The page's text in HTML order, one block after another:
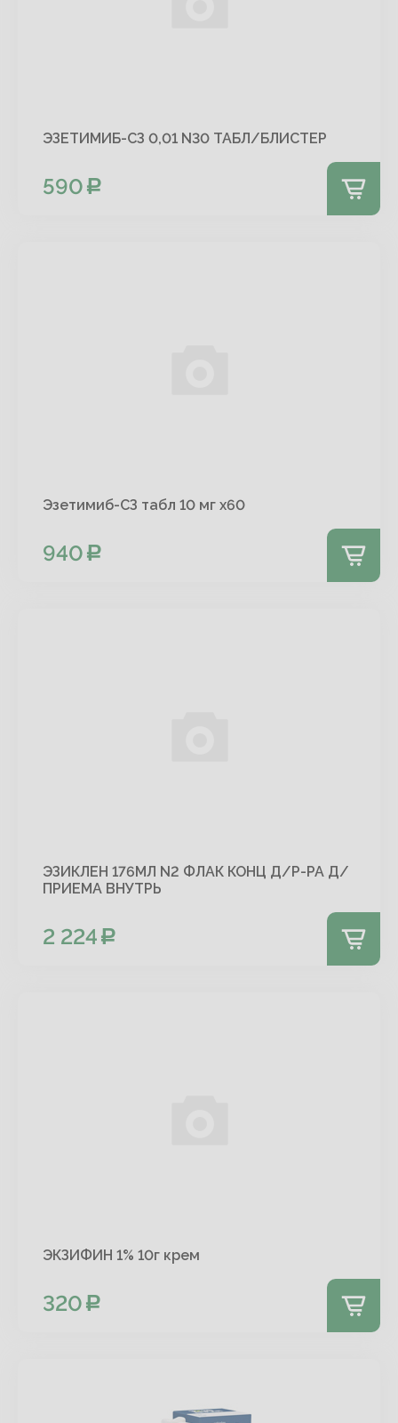
ЭЗЕТИМИБ-СЗ 0,01 N30 ТАБЛ/БЛИСТЕР
590
Эзетимиб-СЗ табл 10 мг х60
940
ЭЗИКЛЕН 176МЛ N2 ФЛАК КОНЦ Д/Р-РА Д/
ПРИЕМА ВНУТРЬ
2 224
ЭКЗИФИН 1% 10г крем
320